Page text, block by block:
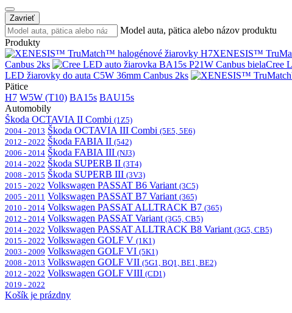
Zavrieť
Model auta, pätica alebo názov produktu
Produkty
XENESIS™
Canbus 2ks
Cree
LED žiarovky do auta C5W 36mm Canbus 2ks
Pätice
H7 W5W (T10) BA15s BAU15s
Automobily
Škoda OCTAVIA II Combi (1Z5)
2004 - 2013 Škoda OCTAVIA III Combi (5E5, 5E6)
2012 - 2022 Škoda FABIA II (542)
2006 - 2014 Škoda FABIA III (NJ3)
2014 - 2022 Škoda SUPERB II (3T4)
2008 - 2015 Škoda SUPERB III (3V3)
2015 - 2022 Volkswagen PASSAT B6 Variant (3C5)
2005 - 2011 Volkswagen PASSAT B7 Variant (365)
2010 - 2014 Volkswagen PASSAT ALLTRACK B7 (365)
2012 - 2014 Volkswagen PASSAT Variant (3G5, CB5)
2014 - 2022 Volkswagen PASSAT ALLTRACK B8 Variant (3G5, CB5)
2015 - 2022 Volkswagen GOLF V (1K1)
2003 - 2009 Volkswagen GOLF VI (5K1)
2008 - 2013 Volkswagen GOLF VII (5G1, BQ1, BE1, BE2)
2012 - 2022 Volkswagen GOLF VIII (CD1)
2019 - 2022
Košík je prázdny